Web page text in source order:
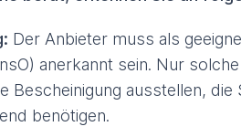
Der Anbieter muss als
anerkannt sein. Nur
Bescheinigung ausstellen, die
benötigen.